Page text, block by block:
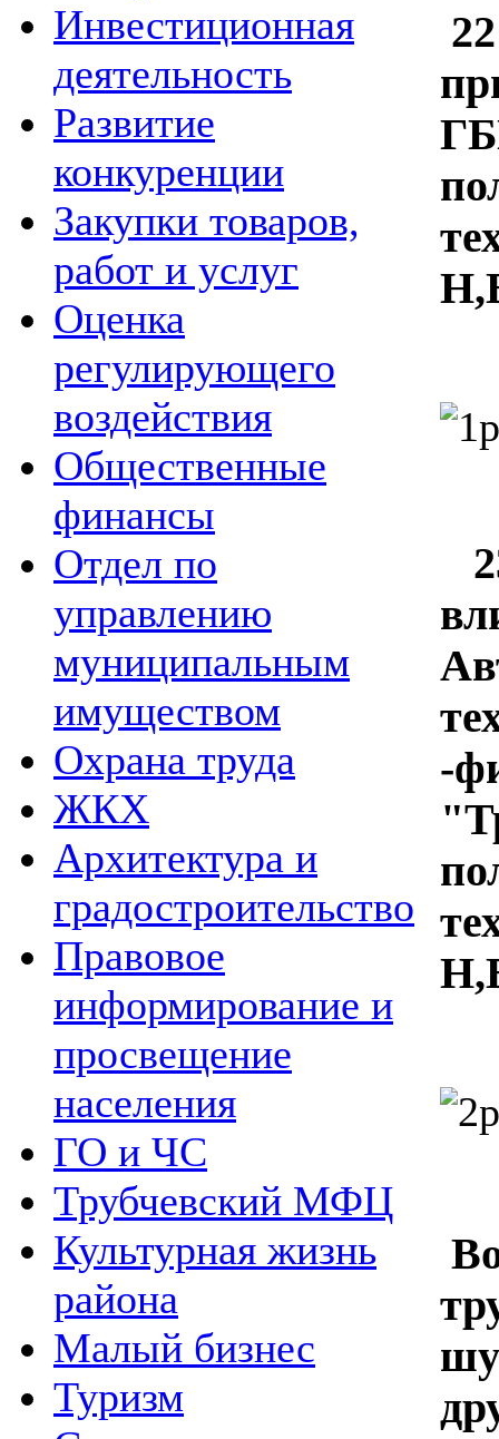
Инвестиционная
деятельность
Развитие
конкуренции
Закупки товаров,
работ и услуг
Оценка
регулирующего
воздействия
Общественные
финансы
Отдел по
управлению
муниципальным
имуществом
Охрана труда
ЖКХ
Архитектура и
градостроительство
Правовое
информирование и
просвещение
населения
ГО и ЧС
Трубчевский МФЦ
Культурная жизнь
района
Малый бизнес
Туризм
-